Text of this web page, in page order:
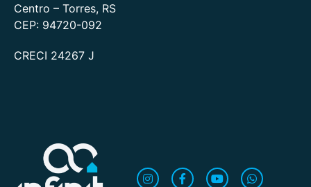
Centro – Torres, RS
CEP: 94720-092
CRECI 24267 J